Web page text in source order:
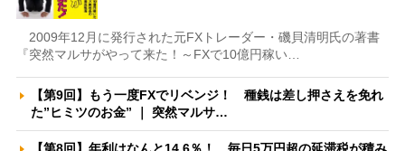
2009年12月に発行された元FXトレーダー・磯貝清明氏の著書
『突然マルサがやって来た！～FXで10億円稼い…
【第9回】もう一度FXでリベンジ！ 種銭は差し押さえを免れ
た”ヒミツのお金” ｜ 突然マルサ…